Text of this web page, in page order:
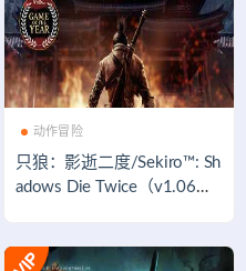
动作冒险
只狼：影逝二度/Sekiro™: Sh
adows Die Twice（v1.06年